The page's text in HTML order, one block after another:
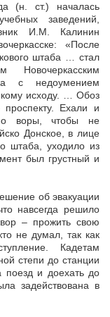
(н. ст.) началась
заведений,
И.М. Калинин
«После
штаба … стал
Новочеркасским
с недоумением
исходу. … Обоз
Ехали и
воры, чтобы не
Донское, в лице
штаба, уходило из
был грустный и
об эвакуации
навсегда решило
– прожить свою
не думал, так как
Кадетам
степи до станции
поезд и доехать до
задействована в